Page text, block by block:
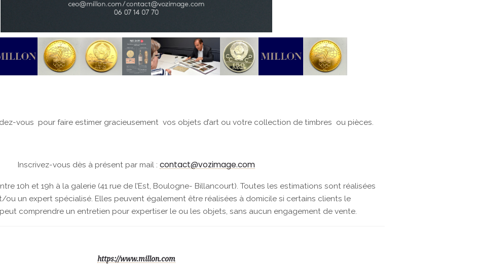
vous pour faire estimer gracieusement vos objets d’art ou votre collection de timbres ou pièces.
Inscrivez-vous dès à présent par mail : contact@vozimage.com
10h et 19h à la galerie (41 rue de l’Est, Boulogne- Billancourt). Toutes les estimations sont réalisées
ou un expert spécialisé. Elles peuvent également être réalisées à domicile si certains clients le
comprendre un entretien pour expertiser le ou les objets, sans aucun engagement de vente.
https://www.millon.com